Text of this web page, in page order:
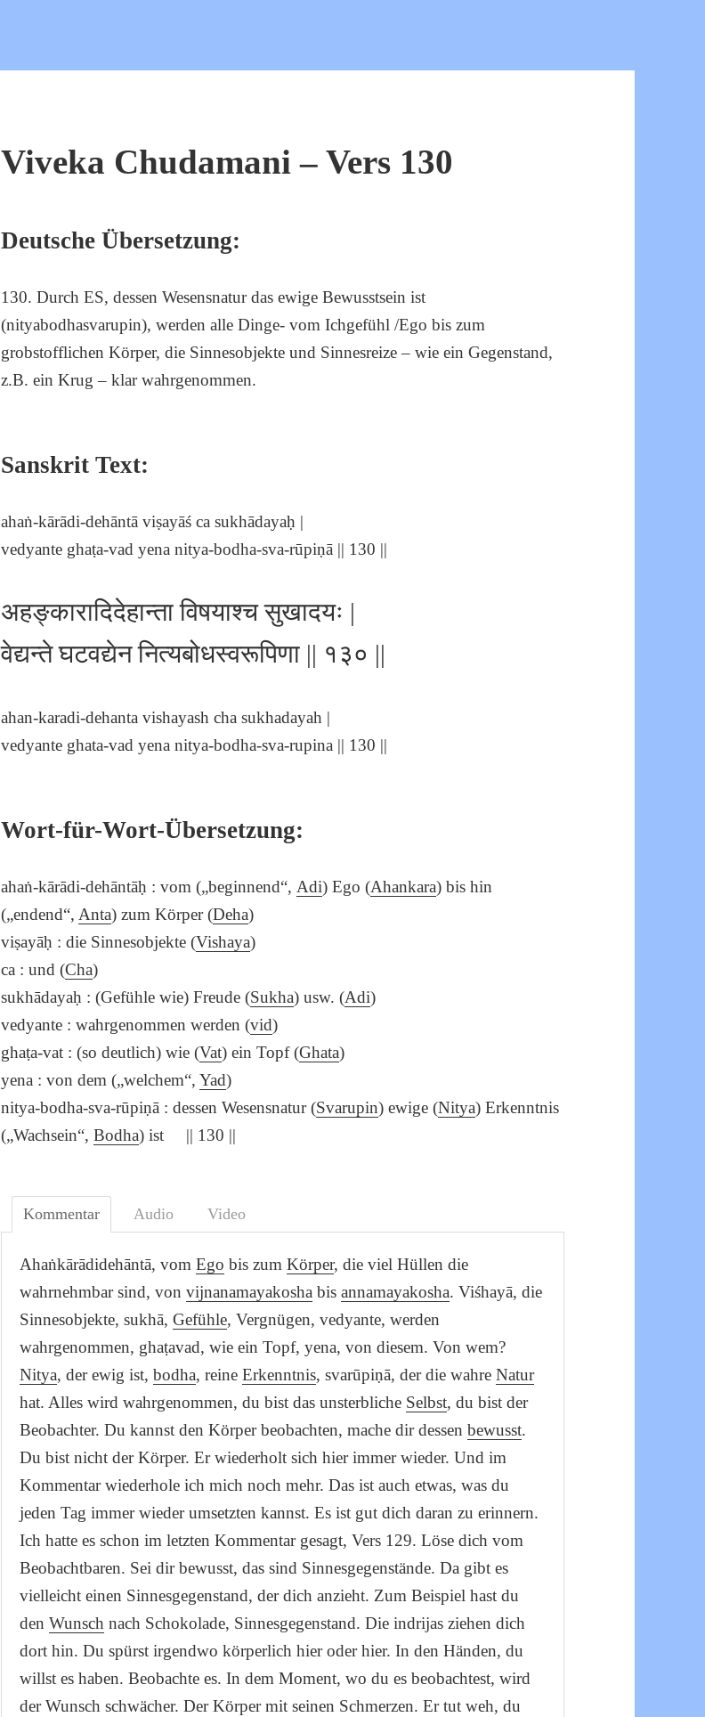
Viveka Chudamani – Vers 130
Deutsche Übersetzung:
130. Durch ES, dessen Wesensnatur das ewige Bewusstsein ist
(nityabodhasvarupin), werden alle Dinge- vom Ichgefühl /Ego bis zum
grobstofflichen Körper, die Sinnesobjekte und Sinnesreize – wie ein Gegenstand,
z.B. ein Krug – klar wahrgenommen.
Sanskrit Text:
ahaṅ-kārādi-dehāntā viṣayāś ca sukhādayaḥ |
vedyante ghaṭa-vad yena nitya-bodha-sva-rūpiṇā || 130 ||
अहङ्कारादिदेहान्ता विषयाश्च सुखादयः |
वेद्यन्ते घटवद्येन नित्यबोधस्वरूपिणा || १३० ||
ahan-karadi-dehanta vishayash cha sukhadayah |
vedyante ghata-vad yena nitya-bodha-sva-rupina || 130 ||
Wort-für-Wort-Übersetzung:
ahaṅ-kārādi-dehāntāḥ : vom („beginnend“, Adi) Ego (Ahankara) bis hin
(„endend“, Anta) zum Körper (Deha)
viṣayāḥ : die Sinnesobjekte (Vishaya)
ca : und (Cha)
sukhādayaḥ : (Gefühle wie) Freude (Sukha) usw. (Adi)
vedyante : wahrgenommen werden (vid)
ghaṭa-vat : (so deutlich) wie (Vat) ein Topf (Ghata)
yena : von dem („welchem“,Yad)
nitya-bodha-sva-rūpiṇā : dessen Wesensnatur (Svarupin) ewige (Nitya) Erkenntnis
(„Wachsein“,Bodha) ist || 130 ||
Kommentar Audio Video
Ahaṅkārādidehāntā, vomEgo bis zumKörper, die viel Hüllen die
wahrnehmbar sind, vonvijnanamayakosha bisannamayakosha. Viśhayā, die
Sinnesobjekte, sukhā,Gefühle, Vergnügen, vedyante, werden
wahrgenommen, ghaṭavad, wie ein Topf, yena, von diesem. Von wem?
Nitya, der ewig ist,bodha, reineErkenntnis, svarūpiṇā, der die wahreNatur
hat. Alles wird wahrgenommen, du bist das unsterbliche Selbst, du bist der
Beobachter. Du kannst den Körper beobachten, mache dir dessenbewusst.
Du bist nicht der Körper. Er wiederholt sich hier immer wieder. Und im
Kommentar wiederhole ich mich noch mehr. Das ist auch etwas, was du
jeden Tag immer wieder umsetzten kannst. Es ist gut dich daran zu erinnern.
Ich hatte es schon im letzten Kommentar gesagt, Vers 129. Löse dich vom
Beobachtbaren. Sei dir bewusst, das sind Sinnesgegenstände. Da gibt es
vielleicht einen Sinnesgegenstand, der dich anzieht. Zum Beispiel hast du
denWunsch nach Schokolade, Sinnesgegenstand. Die indrijas ziehen dich
dort hin. Du spürst irgendwo körperlich hier oder hier. In den Händen, du
willst es haben. Beobachte es. In dem Moment, wo du es beobachtest, wird
der Wunsch schwächer. Der Körper mit seinen Schmerzen. Er tut weh, du